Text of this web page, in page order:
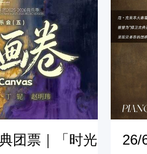
团票｜「时光
26/